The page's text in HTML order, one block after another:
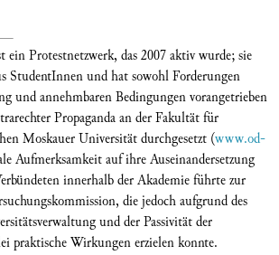
Protestnetzwerk, das 2007 aktiv wurde; sie
StudentInnen und hat sowohl Forderungen
und annehmbaren Bedingungen vorangetrieben
Propaganda an der Fakultät für
Moskauer Universität durchgesetzt (www.od-
Aufmerksamkeit auf ihre Auseinandersetzung
innerhalb der Akademie führte zur
die jedoch aufgrund des
und der Passivität der
praktische Wirkungen erzielen konnte.